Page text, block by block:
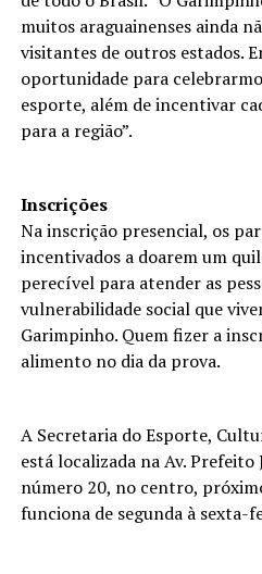
muitos araguainenses ainda
visitantes de outros estados.
oportunidade para
esporte, além de incentivar
para a região”.
Inscrições
Na inscrição presencial, os
incentivados a doarem um
perecível para atender as
vulnerabilidade social que
Garimpinho. Quem fizer a
alimento no dia da prova.
A Secretaria do Esporte,
está localizada na Av. Prefeito
número 20, no centro,
funciona de segunda à sexta-